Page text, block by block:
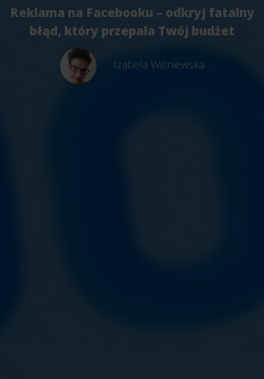
Reklama na Facebooku – odkryj fatalny
błąd, który przepala Twój budżet
Izabela Wiśniewska